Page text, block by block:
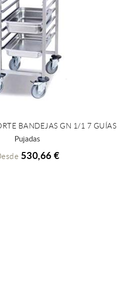
+ INFO
BANDEJAS GN 1/1 7 GUÍAS
Pujadas
530,66 €